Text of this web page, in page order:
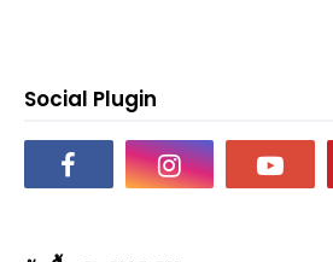
Social Plugin